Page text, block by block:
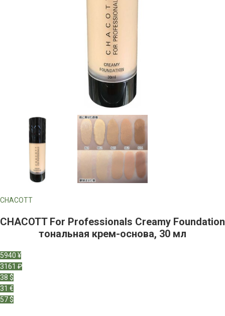
CHACOTT
CHACOTT For Professionals Creamy Foundation
тональная крем-основа, 30 мл
5940 ¥
3161 ₽
38 $
31 €
57 $